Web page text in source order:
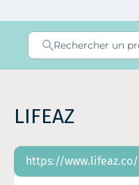
LIFEAZ
https://www.lifeaz.co/